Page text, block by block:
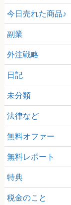
今日売れた商品♪
副業
外注戦略
日記
未分類
法律など
無料オファー
無料レポート
特典
税金のこと